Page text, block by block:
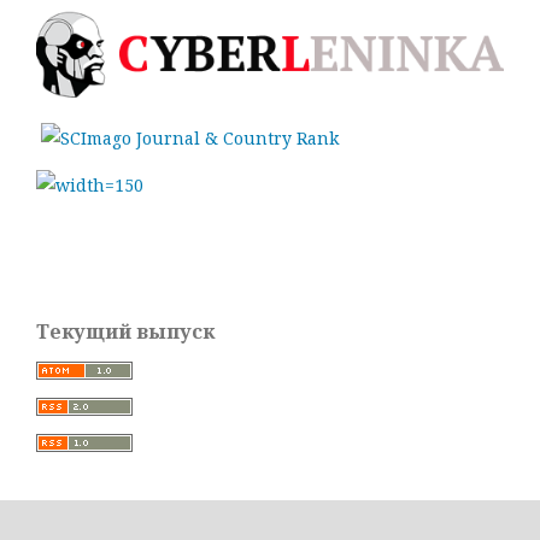
Текущий выпуск